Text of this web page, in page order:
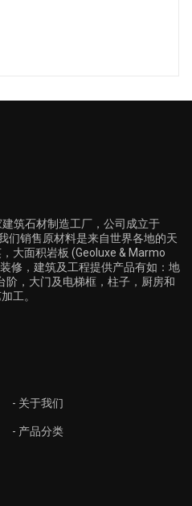
筑石材制造工厂，公司成立于
们销售原材料是来自世界各地的天
大面积岩板 (Geoluxe & Marmo
修，建筑及工程提供产品有如：地
，大门及电梯框，柱子，厨房和
工。
关于我们
产品分类